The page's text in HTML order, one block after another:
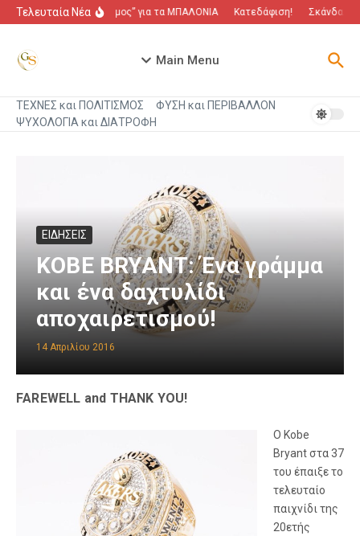
Μετάβαση στο περιεχόμενο
Τελευταία Νέα“Πόλεμος” για τα ΜΠΑΛΟΝΙΑ Κατεδάφιση! Σκάνδαλο
Main Menu
ΤΕΧΝΕΣ και ΠΟΛΙΤΙΣΜΟΣ
ΦΥΣΗ και ΠΕΡΙΒΑΛΛΟΝ
ΨΥΧΟΛΟΓΙΑ και ΔΙΑΤΡΟΦΗ
ΕΙΔΗΣΕΙΣ
KOBE BRYANT: Ένα γράμμα
και ένα δαχτυλίδι
αποχαιρετισμού!
14 Απριλίου 2016
FAREWELL and THANK YOU!
O Kobe
Bryant στα 37
του έπαιξε το
τελευταίο
παιχνίδι της
20ετής